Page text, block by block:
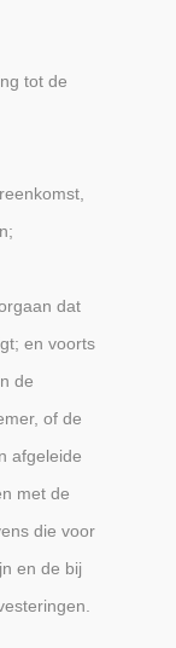
tot de
dat
en voorts
de
of de
afgeleide
met de
die voor
en de bij